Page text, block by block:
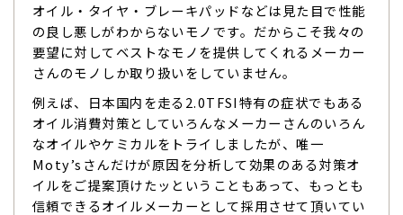
オイル・タイヤ・ブレーキパッドなどは見た目で性能
の良し悪しがわからないモノです。だからこそ我々の
要望に対してベストなモノを提供してくれるメーカー
さんのモノしか取り扱いをしていません。
例えば、日本国内を走る2.0TFSI特有の症状でもある
オイル消費対策としていろんなメーカーさんのいろん
なオイルやケミカルをトライしましたが、唯一
Moty’sさんだけが原因を分析して効果のある対策オ
イルをご提案頂けたッということもあって、もっとも
信頼できるオイルメーカーとして採用させて頂いてい